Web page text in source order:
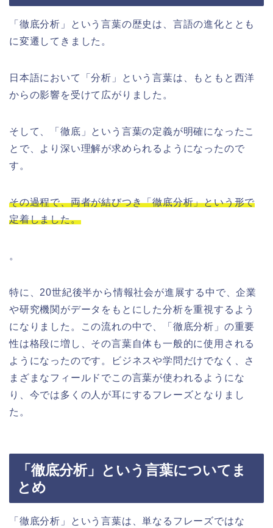
「徹底分析」という言葉の歴史は、言語の進化ととも
に変遷してきました。
日本語において「分析」という言葉は、もともと西洋
からの影響を受けて広がりました。
そして、「徹底」という言葉の定義が明確になったこ
とで、より深い理解が求められるようになったので
す。
その過程で、両者が結びつき「徹底分析」という形で
定着しました。
。
特に、20世紀後半から情報社会が進展する中で、企業
や研究機関がデータをもとにした分析を重視するよう
になりました。この流れの中で、「徹底分析」の重要
性は格段に増し、その言葉自体も一般的に使用される
ようになったのです。ビジネスや学問だけでなく、さ
まざまなフィールドでこの言葉が使われるようにな
り、今では多くの人が耳にするフレーズとなりまし
た。
「徹底分析」という言葉についてま
とめ
「徹底分析」という言葉は、単なるフレーズではな